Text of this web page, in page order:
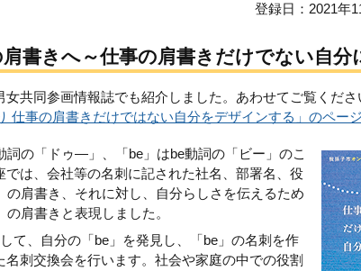
登録日：2021年
書きへ～仕事の肩書きだけでない自分
共同参画情報誌でも紹介しました。あわせてご覧くださ
仕事の肩書きだけではない自分をデザインする」のペー
詞の「ドゥ―」、「be」はbe動詞の「ビー」のこ
では、会社等の名刺に記された社名、部署名、役
の肩書き、それに対し、自分らしさを伝えるため
肩書きと表現しました。
て、自分の「be」を発見し、「be」の名刺を作
名刺交換会を行います。社会や家庭の中での役割